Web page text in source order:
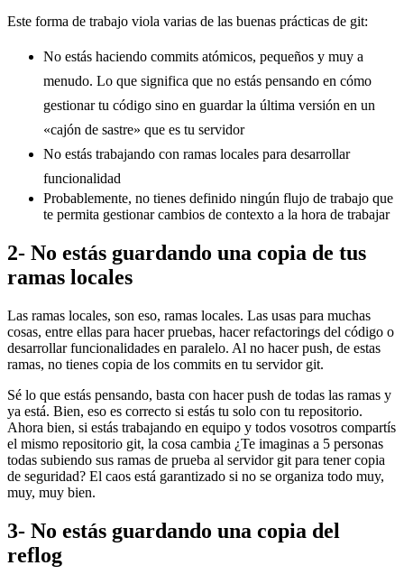
Este forma de trabajo viola varias de las buenas prácticas de git:
No estás haciendo commits atómicos, pequeños y muy a
menudo. Lo que significa que no estás pensando en cómo
gestionar tu código sino en guardar la última versión en un
«cajón de sastre» que es tu servidor
No estás trabajando con ramas locales para desarrollar
funcionalidad
Probablemente, no tienes definido ningún flujo de trabajo que
te permita gestionar cambios de contexto a la hora de trabajar
2- No estás guardando una copia de tus
ramas locales
Las ramas locales, son eso, ramas locales. Las usas para muchas
cosas, entre ellas para hacer pruebas, hacer refactorings del código o
desarrollar funcionalidades en paralelo. Al no hacer push, de estas
ramas, no tienes copia de los commits en tu servidor git.
Sé lo que estás pensando, basta con hacer push de todas las ramas y
ya está. Bien, eso es correcto si estás tu solo con tu repositorio.
Ahora bien, si estás trabajando en equipo y todos vosotros compartís
el mismo repositorio git, la cosa cambia ¿Te imaginas a 5 personas
todas subiendo sus ramas de prueba al servidor git para tener copia
de seguridad? El caos está garantizado si no se organiza todo muy,
muy, muy bien.
3- No estás guardando una copia del
reflog